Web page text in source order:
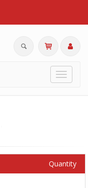
Toggle
Quantity